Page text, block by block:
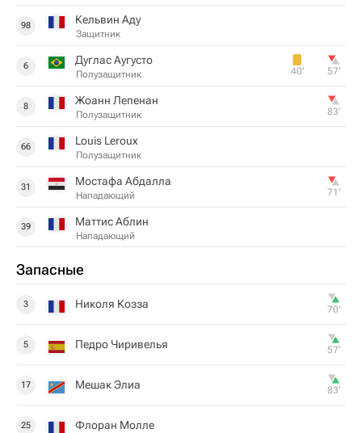
98 Кельвин Аду
Защитник
6 Дуглас Аугусто
Полузащитник 40‎’‎ 57‎’‎
8 Жоанн Лепенан
Полузащитник 83‎’‎
66 Louis Leroux
Полузащитник
31 Мостафа Абдалла
Нападающий 71‎’‎
39 Маттис Аблин
Нападающий
Запасные
3 Николя Козза 70‎’‎
5 Педро Чиривелья 57‎’‎
17 Мешак Элиа 83‎’‎
25 Флоран Молле